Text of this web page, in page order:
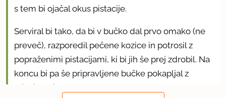
s tem bi ojačal okus pistacije.
Serviral bi tako, da bi v bučko dal prvo omako (ne
preveč), razporedil pečene kozice in potrosil z
popraženimi pistacijami, ki bi jih še prej zdrobil. Na
koncu bi pa še pripravljene bučke pokapljal z
olivnim oljem.